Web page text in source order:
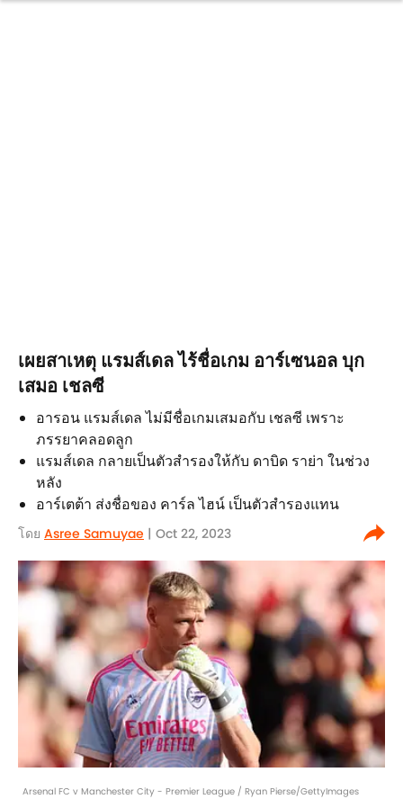
เผยสาเหตุ แรมส์เดล ไร้ชื่อเกม อาร์เซนอล บุก
เสมอ เชลซี
อารอน แรมส์เดล ไม่มีชื่อเกมเสมอกับ เชลซี เพราะ
ภรรยาคลอดลูก
แรมส์เดล กลายเป็นตัวสำรองให้กับ ดาบิด ราย่า ในช่วง
หลัง
อาร์เตต้า ส่งชื่อของ คาร์ล ไฮน์ เป็นตัวสำรองแทน
โดย Asree Samuyae | Oct 22, 2023
Arsenal FC v Manchester City - Premier League / Ryan Pierse/GettyImages